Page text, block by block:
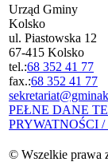
Urząd Gminy
Kolsko
ul. Piastowska 12
67-415 Kolsko
tel.:68 352 41 77
fax.:68 352 41 77
PEŁNE DANE
PRYWATNOŚCI /
© Wszelkie prawa